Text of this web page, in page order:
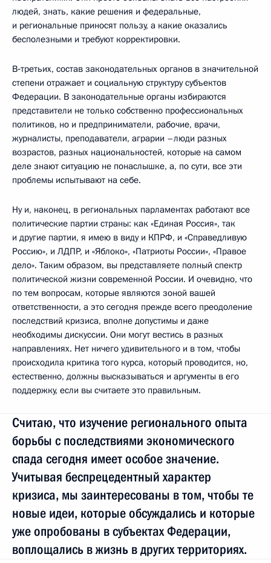
людей, знать, какие решения и федеральные,
и региональные приносят пользу, а какие оказались
бесполезными и требуют корректировки.
В‑третьих, состав законодательных органов в значительной
степени отражает и социальную структуру субъектов
Федерации. В законодательные органы избираются
представители не только собственно профессиональных
политиков, но и предприниматели, рабочие, врачи,
журналисты, преподаватели, аграрии –люди разных
возрастов, разных национальностей, которые на самом
деле знают ситуацию не понаслышке, а, по сути, все эти
проблемы испытывают на себе.
Ну и, наконец, в региональных парламентах работают все
политические партии страны: как «Единая Россия», так
и другие партии, я имею в виду и КПРФ, и «Справедливую
Россию», и ЛДПР, и «Яблоко», «Патриоты России», «Правое
дело». Таким образом, вы представляете полный спектр
политической жизни современной России. И очевидно, что
по тем вопросам, которые являются зоной вашей
ответственности, а это сегодня прежде всего преодоление
последствий кризиса, вполне допустимы и даже
необходимы дискуссии. Они могут вестись в разных
направлениях. Нет ничего удивительного и в том, чтобы
происходила критика того курса, который проводится, но,
естественно, должны высказываться и аргументы в его
поддержку, если вы считаете это правильным.
Считаю, что изучение регионального опыта
борьбы с последствиями экономического
спада сегодня имеет особое значение.
Учитывая беспрецедентный характер
кризиса, мы заинтересованы в том, чтобы те
новые идеи, которые обсуждались и которые
уже опробованы в субъектах Федерации,
воплощались в жизнь в других территориях.